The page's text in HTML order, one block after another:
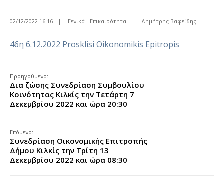
02/12/2022 16:16 | Γενικά - Επικαιρότητα | Δημήτρης Βαφείδης
46η 6.12.2022 Prosklisi Oikonomikis Epitropis
Προηγούμενο:
Δια ζώσης Συνεδρίαση Συμβουλίου
Κοινότητας Κιλκίς την Τετάρτη 7
Δεκεμβρίου 2022 και ώρα 20:30
Επόμενο:
Συνεδρίαση Οικονομικής Επιτροπής
Δήμου Κιλκίς την Τρίτη 13
Δεκεμβρίου 2022 και ώρα 08:30